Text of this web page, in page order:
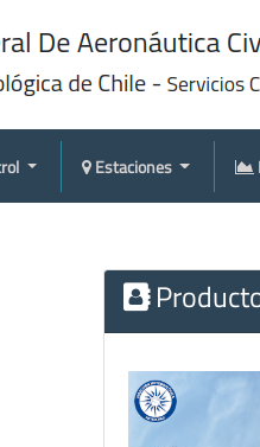
Estaciones